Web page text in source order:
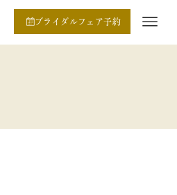
ブライダルフェア予約